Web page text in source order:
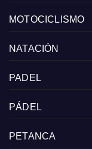
MOTOCICLISMO
NATACIÓN
PADEL
PÁDEL
PETANCA